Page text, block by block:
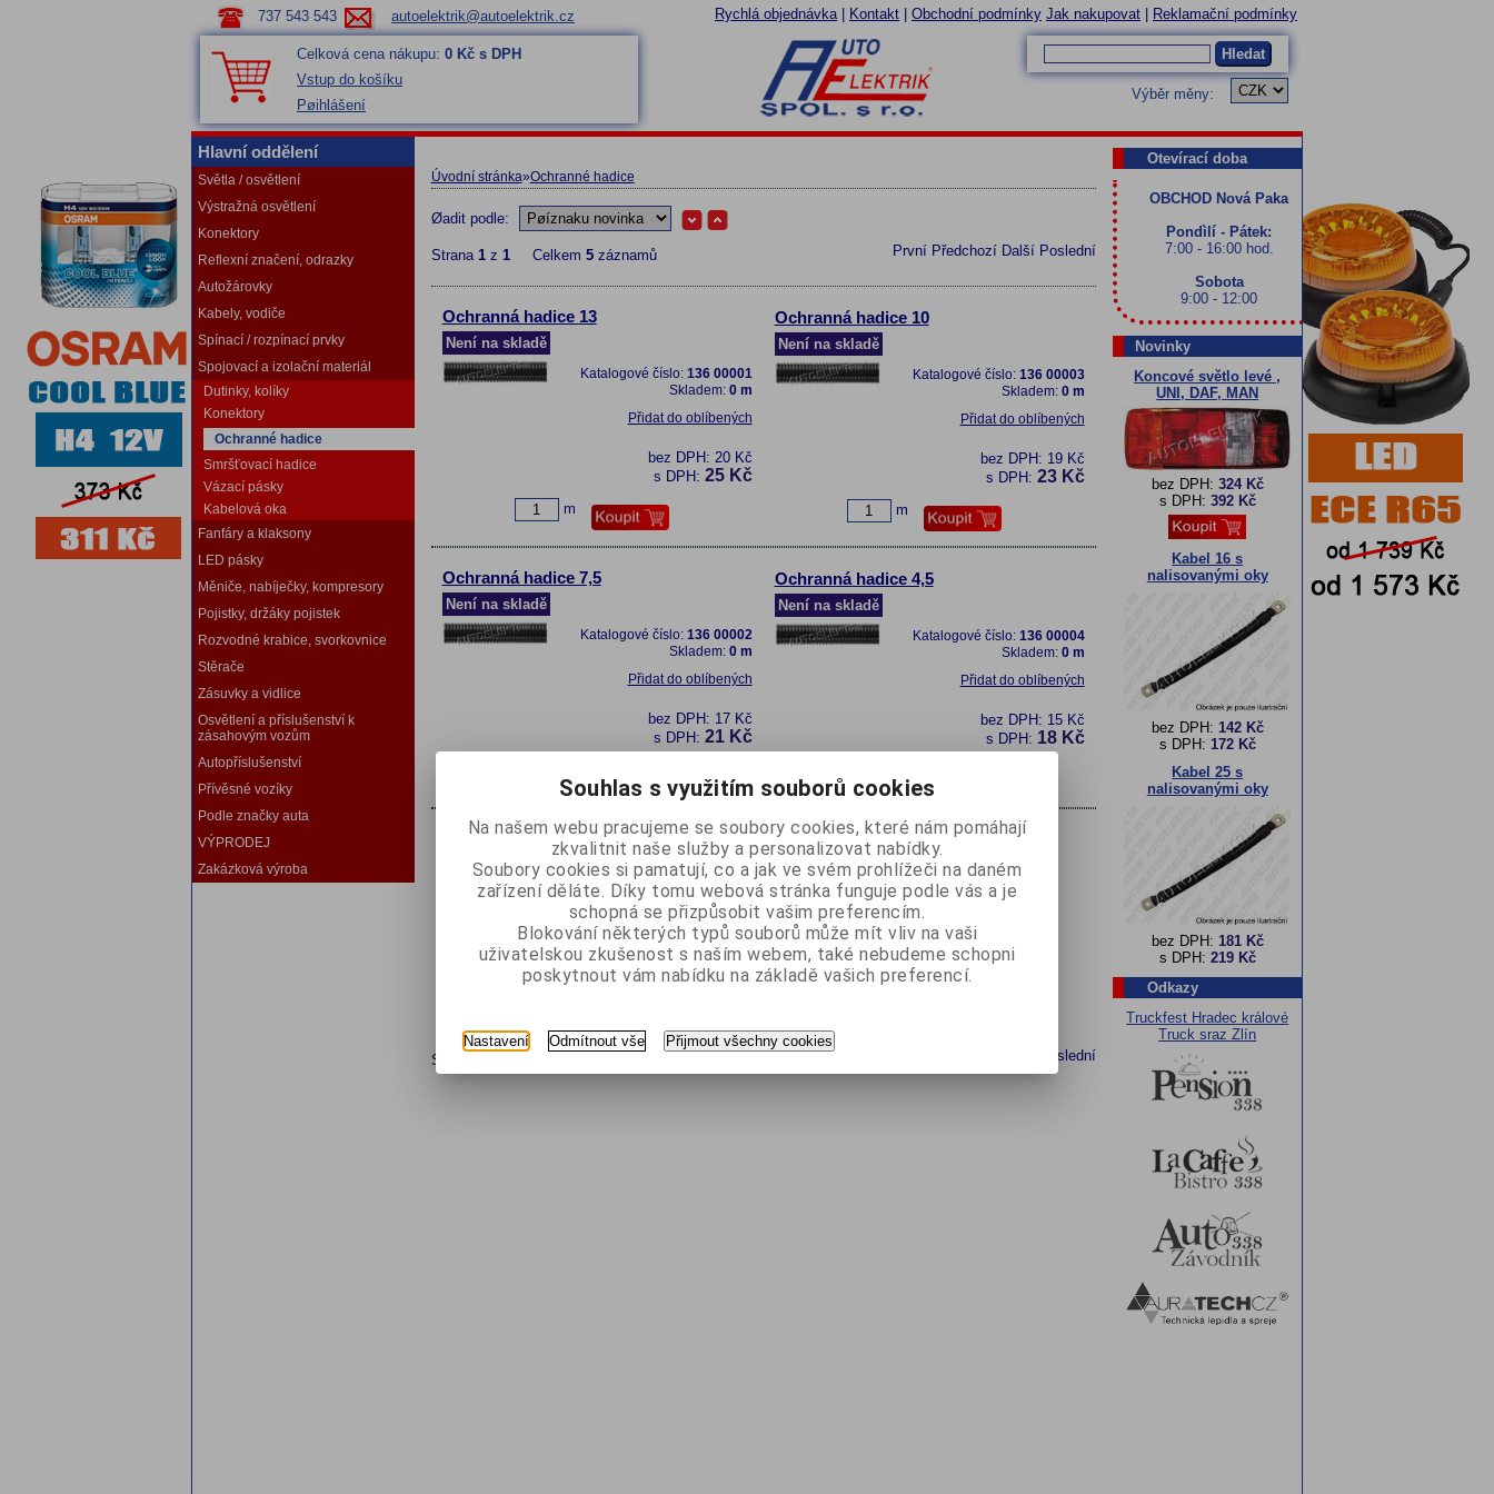
Rychlá objednávka Kontakt Obchodní podmínky Jak nakupovat Reklamační podmínky
737 543 543 autoelektrik@autoelektrik.cz
Celková cena nákupu: 0 Kč s DPH
Vstup do košíku
Pøihlášení
Hledat
Výběr měny:
Hlavní oddělení
Světla / osvětlení
Výstražná osvětlení
Konektory
Reflexní značení, odrazky
Autožárovky
Kabely, vodiče
Spínací / rozpínací prvky
Spojovací a izolační materiál
Dutinky, kolíky
Konektory
Ochranné hadice
Smršťovací hadice
Vázací pásky
Kabelová oka
Fanfáry a klaksony
LED pásky
Měniče, nabíječky, kompresory
Pojistky, držáky pojistek
Rozvodné krabice, svorkovnice
Stěrače
Zásuvky a vidlice
Osvětlení a příslušenství k
zásahovým vozům
Autopříslušenství
Přívěsné vozíky
Podle značky auta
VÝPRODEJ
Zakázková výroba
Úvodní stránka»Ochranné hadice
Øadit podle:
Strana 1z 1Celkem 5záznamů První Předchozí Další Poslední
Ochranná hadice 13
Není na skladě
Katalogové číslo: 136 00001
Skladem: 0 m
Přidat do oblíbených
bez DPH: 20 Kč
s DPH: 25 Kč
m
Ochranná hadice 10
Není na skladě
Katalogové číslo: 136 00003
Skladem: 0 m
Přidat do oblíbených
bez DPH: 19 Kč
s DPH: 23 Kč
m
Ochranná hadice 7,5
Není na skladě
Katalogové číslo: 136 00002
Skladem: 0 m
Přidat do oblíbených
bez DPH: 17 Kč
s DPH: 21 Kč
Ochranná hadice 4,5
Není na skladě
Katalogové číslo: 136 00004
Skladem: 0 m
Přidat do oblíbených
bez DPH: 15 Kč
s DPH: 18 Kč
Ochranná hadice 17, tvrdá
Katalogové číslo:109 00178
Skladem:814 m
Přidat do oblíbených
bez DPH:24 Kč
s DPH:30 Kč
Strana Poslední
Otevírací doba
OBCHOD Nová Paka
Pondìlí - Pátek:
7:00 - 16:00 hod.
Sobota
9:00 - 12:00
Novinky
Koncové světlo levé ,
UNI, DAF, MAN
bez DPH: 324 Kč
s DPH: 392 Kč
Kabel 16 s
nalisovanými oky
bez DPH: 142 Kč
s DPH: 172 Kč
Kabel 25 s
nalisovanými oky
bez DPH: 181 Kč
s DPH: 219 Kč
Odkazy
Truckfest Hradec králové
Truck sraz Zlín
Souhlas s využitím souborů cookies
Na našem webu pracujeme se soubory cookies, které nám pomáhají
zkvalitnit naše služby a personalizovat nabídky.
Soubory cookies si pamatují, co a jak ve svém prohlížeči na daném
zařízení děláte. Díky tomu webová stránka funguje podle vás a je
schopná se přizpůsobit vašim preferencím.
Blokování některých typů souborů může mít vliv na vaši
uživatelskou zkušenost s naším webem, také nebudeme schopni
poskytnout vám nabídku na základě vašich preferencí.
Nastavení Odmítnout vše Přijmout všechny cookies